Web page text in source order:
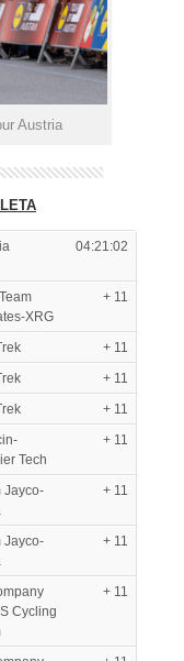
Austria
04:21:02
XRG
+ 11
+ 11
+ 11
+ 11
Tech
+ 11
Jayco-
+ 11
Jayco-
+ 11
Cycling
+ 11